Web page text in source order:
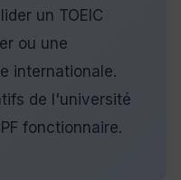
un TOEIC
ou une
internationale.
de l'université
fonctionnaire.